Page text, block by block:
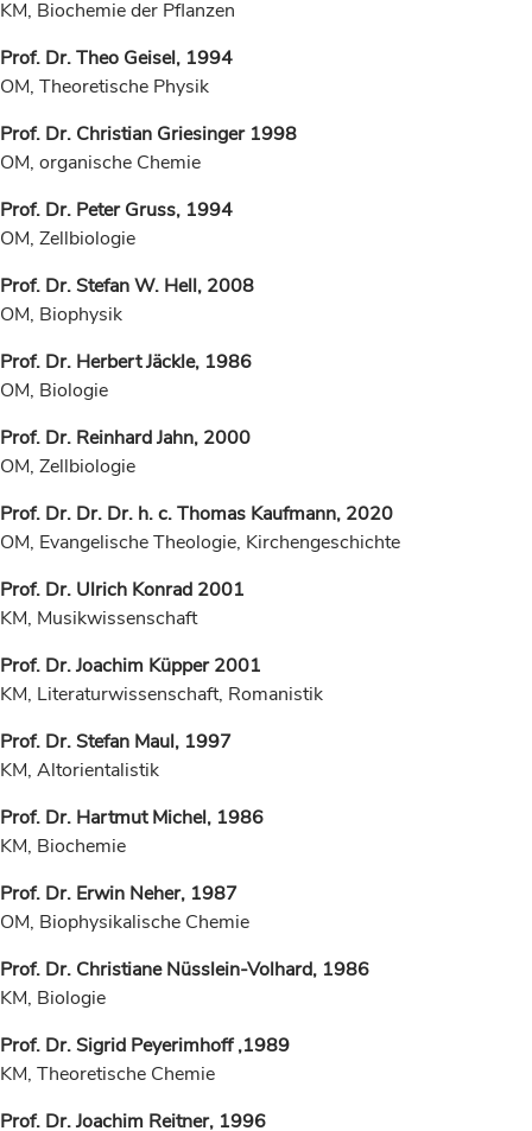
KM, Biochemie der Pflanzen
Prof. Dr. Theo Geisel, 1994
OM, Theoretische Physik
Prof. Dr. Christian Griesinger 1998
OM, organische Chemie
Prof. Dr. Peter Gruss, 1994
OM, Zellbiologie
Prof. Dr. Stefan W. Hell, 2008
OM, Biophysik
Prof. Dr. Herbert Jäckle, 1986
OM, Biologie
Prof. Dr. Reinhard Jahn, 2000
OM, Zellbiologie
Prof. Dr. Dr. Dr. h. c. Thomas Kaufmann, 2020
OM, Evangelische Theologie, Kirchengeschichte
Prof. Dr. Ulrich Konrad 2001
KM, Musikwissenschaft
Prof. Dr. Joachim Küpper 2001
KM, Literaturwissenschaft, Romanistik
Prof. Dr. Stefan Maul, 1997
KM, Altorientalistik
Prof. Dr. Hartmut Michel, 1986
KM, Biochemie
Prof. Dr. Erwin Neher, 1987
OM, Biophysikalische Chemie
Prof. Dr. Christiane Nüsslein-Volhard, 1986
KM, Biologie
Prof. Dr. Sigrid Peyerimhoff ,1989
KM, Theoretische Chemie
Prof. Dr. Joachim Reitner, 1996